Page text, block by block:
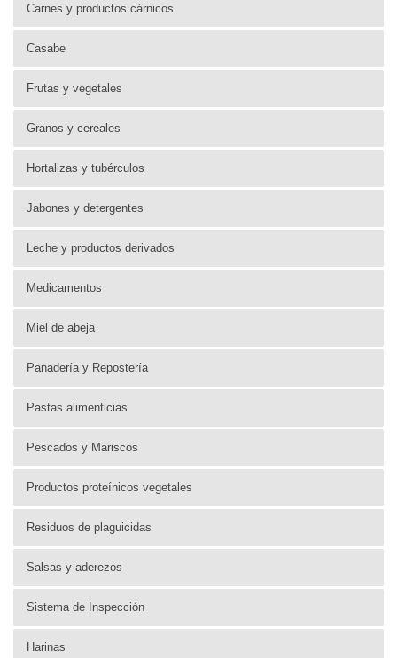
Carnes y productos cárnicos
Casabe
Frutas y vegetales
Granos y cereales
Hortalizas y tubérculos
Jabones y detergentes
Leche y productos derivados
Medicamentos
Miel de abeja
Panadería y Repostería
Pastas alimenticias
Pescados y Mariscos
Productos proteínicos vegetales
Residuos de plaguicidas
Salsas y aderezos
Sistema de Inspección
Harinas